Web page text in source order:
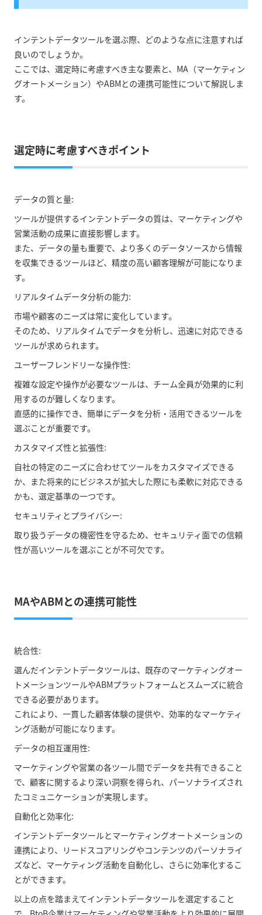
インテントデータツールを選ぶ際、どのような点に注意すれば
良いのでしょうか。
ここでは、選定時に考慮すべき主な要素と、MA（マーケティン
グオートメーション）やABMとの連携可能性について解説しま
す。
選定時に考慮すべきポイント
データの質と量:
ツールが提供するインテントデータの質は、マーケティングや
営業活動の成果に直接影響します。
また、データの量も重要で、より多くのデータソースから情報
を収集できるツールほど、精度の高い顧客理解が可能になりま
す。
リアルタイムデータ分析の能力:
市場や顧客のニーズは常に変化しています。
そのため、リアルタイムでデータを分析し、迅速に対応できる
ツールが求められます。
ユーザーフレンドリーな操作性:
複雑な設定や操作が必要なツールは、チーム全員が効果的に利
用するのが難しくなります。
直感的に操作でき、簡単にデータを分析・活用できるツールを
選ぶことが重要です。
カスタマイズ性と拡張性:
自社の特定のニーズに合わせてツールをカスタマイズできる
か、また将来的にビジネスが拡大した際にも柔軟に対応できる
かも、選定基準の一つです。
セキュリティとプライバシー:
取り扱うデータの機密性を守るため、セキュリティ面での信頼
性が高いツールを選ぶことが不可欠です。
MAやABMとの連携可能性
統合性:
選んだインテントデータツールは、既存のマーケティングオー
トメーションツールやABMプラットフォームとスムーズに統合
できる必要があります。
これにより、一貫した顧客体験の提供や、効率的なマーケティ
ング活動が可能になります。
データの相互運用性:
マーケティングや営業の各ツール間でデータを共有できること
で、顧客に関するより深い洞察を得られ、パーソナライズされ
たコミュニケーションが実現します。
自動化と効率化:
インテントデータツールとマーケティングオートメーションの
連携により、リードスコアリングやコンテンツのパーソナライ
ズなど、マーケティング活動を自動化し、さらに効率化するこ
とができます。
以上の点を踏まえてインテントデータツールを選定すること